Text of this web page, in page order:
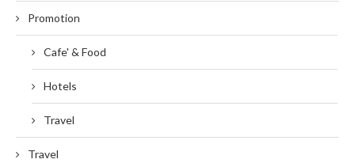
Promotion
Cafe' & Food
Hotels
Travel
Travel